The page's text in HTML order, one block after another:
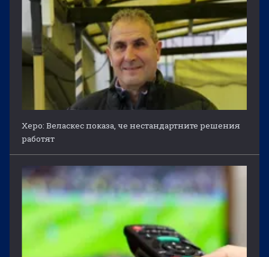
Херо: Веласкес показа, че нестандартните решения
работят